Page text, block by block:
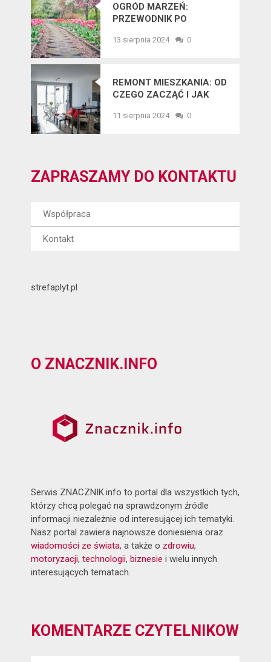
OGRÓD MARZEŃ:
PRZEWODNIK PO
TRENDACH
13 sierpnia 2024 0
REMONT MIESZKANIA: OD
CZEGO ZACZĄĆ I JAK
11 sierpnia 2024 0
ZAPRASZAMY DO KONTAKTU
Współpraca
Kontakt
strefaplyt.pl
O ZNACZNIK.INFO
Serwis ZNACZNIK.info to portal dla wszystkich tych,
którzy chcą polegać na sprawdzonym źródle
informacji niezależnie od interesującej ich tematyki.
Nasz portal zawiera najnowsze doniesienia oraz
wiadomości ze świata, a także o zdrowiu,
motoryzacji,technologii,biznesie i wielu innych
interesujących tematach.
KOMENTARZE CZYTELNIKÓW